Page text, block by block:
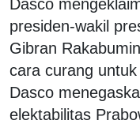
Dasco
presiden-wakil
Gibran
cara curang
Dasco
elektabilitas